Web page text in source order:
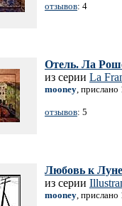
отзывов: 4
Отель. Ла
из серии La
mooney,
отзывов: 5
Любовь к Луне
из серии
mooney,